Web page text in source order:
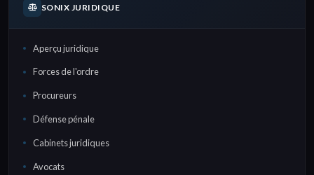
SONIX JURIDIQUE
Aperçu juridique
Forces de l'ordre
Procureurs
Défense pénale
Cabinets juridiques
Avocats